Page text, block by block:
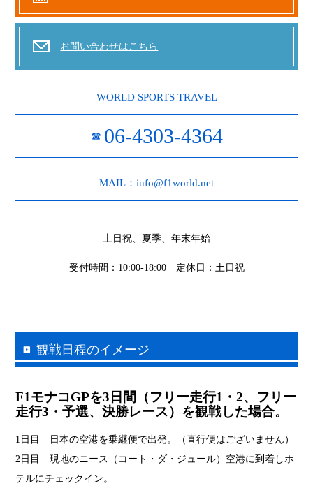
お問い合わせはこちら
WORLD SPORTS TRAVEL
☎ 06-4303-4364
MAIL：info@f1world.net
土日祝、夏季、年末年始
受付時間：10:00-18:00 定休日：土日祝
観戦日程のイメージ
F1モナコGPを3日間（フリー走行1・2、フリー
走行3・予選、決勝レース）を観戦した場合。
1日目 日本の空港を乗継便で出発。（直行便はございません）
2日目 現地のニース（コート・ダ・ジュール）空港に到着しホ
テルにチェックイン。